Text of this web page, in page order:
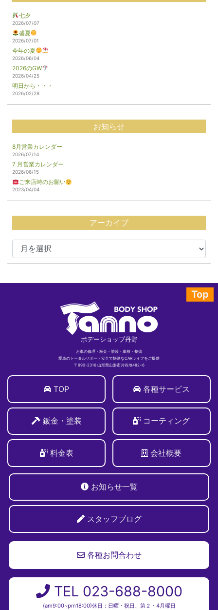
七夕
2026/07/07
盛夏
2026/07/01
今年の夏
2026/06/04
2026のGW
2026/04/25
明日から・・・
2026/02/28
お知らせ
8月営業カレンダー
2026/07/14
7 月営業カレンダー
2026/06/15
ご来店時のお願い
2023/04/04
アーカイブ
Top
ボデーショップ丹野
お車の修理・板金・塗装・車検・整備
愛車のトータルサポート安全で快適なCARライフをご提供
〒990-2316 山形県山形市片谷地482−6
TOP 各種サービス
鈑金・塗装 コーティング
料金表 会社概要
お知らせ一覧
スタッフブログ
各種お問合わせ
TEL 023-688-8000
(am9:00~pm18:00)休日：日曜・祝日、第２・4月曜日